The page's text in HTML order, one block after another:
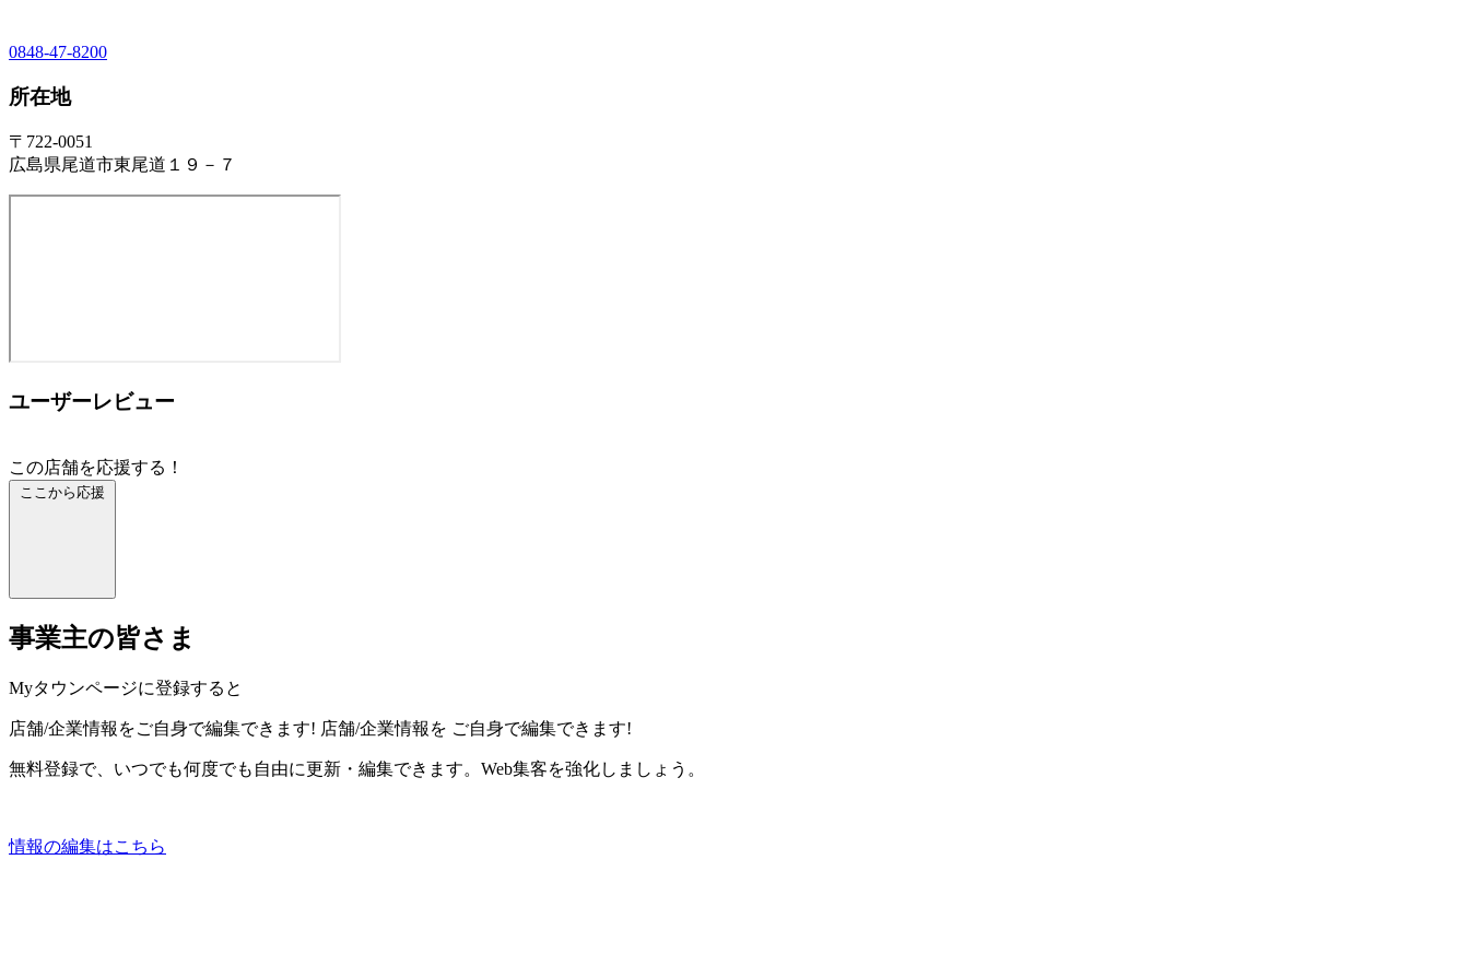
0848-47-8200
所在地
〒722-0051
広島県尾道市東尾道１９－７
ユーザーレビュー
この店舗を応援する！
ここから応援
事業主の皆さま
Myタウンページに登録すると
店舗/企業情報をご自身で編集できます! 店舗/企業情報を ご自身で編集できます!
無料登録で、いつでも何度でも自由に更新・編集できます。Web集客を強化しましょう。
情報の編集はこちら